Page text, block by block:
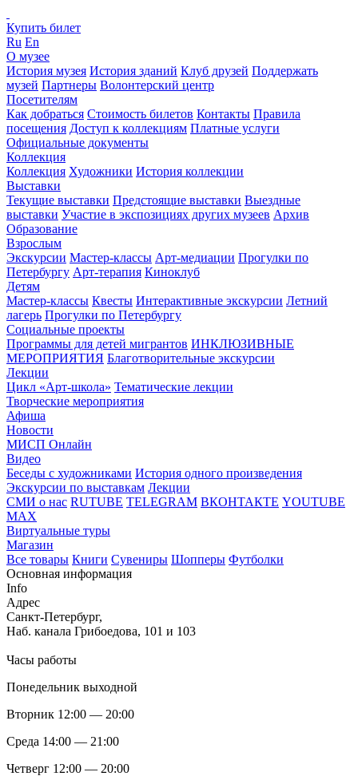
Купить билет
Ru En
О музее
История музея История зданий Клуб друзей Поддержать
музей Партнеры Волонтерский центр
Посетителям
Как добраться Стоимость билетов Контакты Правила
посещения Доступ к коллекциям Платные услуги
Официальные документы
Коллекция
Коллекция Художники История коллекции
Выставки
Текущие выставки Предстоящие выставки Выездные
выставки Участие в экспозициях других музеев Архив
Образование
Взрослым
Экскурсии Мастер-классы Арт-медиации Прогулки по
Петербургу Арт-терапия Киноклуб
Детям
Мастер-классы Квесты Интерактивные экскурсии Летний
лагерь Прогулки по Петербургу
Социальные проекты
Программы для детей мигрантов ИНКЛЮЗИВНЫЕ
МЕРОПРИЯТИЯ Благотворительные экскурсии
Лекции
Цикл «Арт-школа» Тематические лекции
Творческие мероприятия
Афиша
Новости
МИСП Онлайн
Видео
Беседы с художниками История одного произведения
Экскурсии по выставкам Лекции
СМИ о нас RUTUBE TELEGRAM ВКОНТАКТЕ YOUTUBE
MAX
Виртуальные туры
Магазин
Все товары Книги Сувениры Шопперы Футболки
Основная информация
Info
Адрес
Санкт-Петербург,
Наб. канала Грибоедова, 101 и 103
Часы работы
Понедельник выходной
Вторник 12:00 — 20:00
Среда 14:00 — 21:00
Четверг 12:00 — 20:00